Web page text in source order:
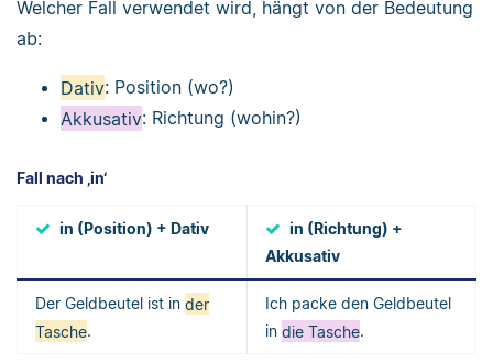
Welcher Fall verwendet wird, hängt von der Bedeutung
ab:
Dativ: Position (wo?)
Akkusativ: Richtung (wohin?)
Fall nach ‚in‘
in (Position) + Dativ
in (Richtung) +
Akkusativ
Der Geldbeutel ist in der
Tasche.
Ich packe den Geldbeutel
in die Tasche.